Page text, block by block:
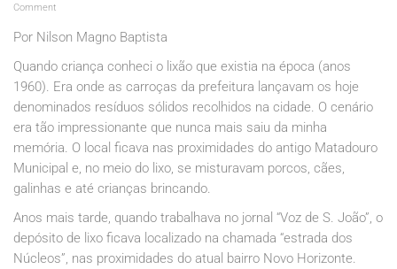
Comment
Por Nilson Magno Baptista
Quando criança conheci o lixão que existia na época (anos
1960). Era onde as carroças da prefeitura lançavam os hoje
denominados resíduos sólidos recolhidos na cidade. O cenário
era tão impressionante que nunca mais saiu da minha
memória. O local ficava nas proximidades do antigo Matadouro
Municipal e, no meio do lixo, se misturavam porcos, cães,
galinhas e até crianças brincando.
Anos mais tarde, quando trabalhava no jornal “Voz de S. João”, o
depósito de lixo ficava localizado na chamada “estrada dos
Núcleos”, nas proximidades do atual bairro Novo Horizonte.